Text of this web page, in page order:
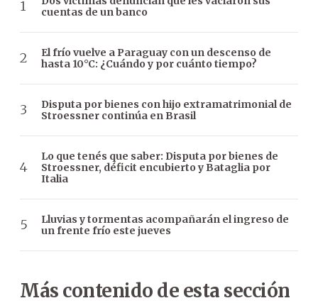
cuentas de un banco
El frío vuelve a Paraguay con un descenso de
hasta 10°C: ¿Cuándo y por cuánto tiempo?
Disputa por bienes con hijo extramatrimonial de
Stroessner continúa en Brasil
Lo que tenés que saber: Disputa por bienes de
Stroessner, déficit encubierto y Bataglia por
Italia
Lluvias y tormentas acompañarán el ingreso de
un frente frío este jueves
Más contenido de esta sección